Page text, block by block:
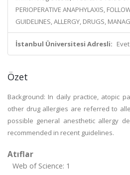
PERIOPERATIVE ANAPHYLAXIS,
GUIDELINES, ALLERGY, DRUGS,
İstanbul Üniversitesi Adresli: Evet
Özet
Background: In daily practice, atopic
other drug allergies are referred to
possible general anesthetic allergy
recommended in recent guidelines.
Atıflar
Web of Science: 1